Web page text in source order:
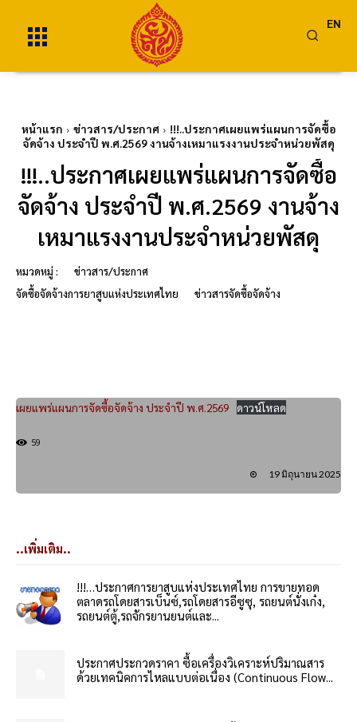
EN
หน้าแรก ข่าวสาร/ประกาศ
!!!..ประกาศเผยแพร่แผนการจัดซื้อ
จัดจ้าง ประจำปี พ.ศ.2569 งานจ้างเหมาแรงงานประจำหน่วยพัสดุ
!!!..ประกาศเผยแพร่แผนการจัดซื้อ
จัดจ้าง ประจำปี พ.ศ.2569 งานจ้าง
เหมาแรงงานประจำหน่วยพัสดุ
หมวดหมู่ :
ข่าวสาร/ประกาศ
จัดซื้อจัดจ้างการยาสูบแห่งประเทศไทย
ข่าวสารจัดซื้อจัดจ้าง
เผยแพร่แผนการจัดซื้อจัดจ้าง ประจำปี พ.ศ.2569 ดาวน์โหลด
59
19 มิถุนายน 2025
..เพิ่มเติม..
!!!…ประกาศการยาสูบแห่งประเทศไทย การขายทอด
ตลาดรถโดยสารเบ็นซ์,รถโดยสารอีซูซุ, รถยนต์นั่งเก๋ง,
รถยนต์ตู้,รถจักรยานยนต์และ...
ประกาศประกวดราคา ซื้อเครื่องวิเคราะห์ปริมาณสาร
ด้วยเทคนิคการไหลแบบต่อเนื่อง (Continuous Flow...